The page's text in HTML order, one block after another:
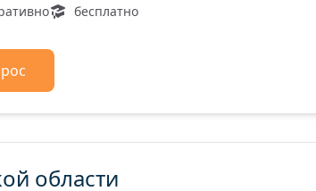
бесплатно
области